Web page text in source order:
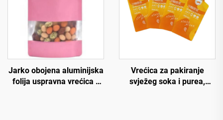
Jarko obojena aluminijska
folija uspravna vrećica s
Vrećica za pakiranje
svježeg soka i purea,